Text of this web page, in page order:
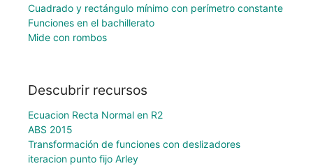
Cuadrado y rectángulo mínimo con perímetro constante
Funciones en el bachillerato
Mide con rombos
Descubrir recursos
Ecuacion Recta Normal en R2
ABS 2015
Transformación de funciones con deslizadores
iteracion punto fijo Arley